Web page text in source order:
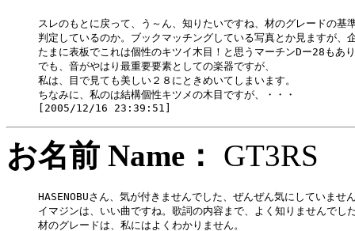
スレのもとに戻って、う～ん、知りたいですね、材のグレードの基
判定しているのか。ブックマッチングしている写真とか見ますが、
たまに表板でこれは個性のキツイ木目！と思うマーチンDー28もあ
でも、音がやはり最重要要素としての楽器ですが、
私は、目で見ても美しい２８にときめいてしまいます。
ちなみに、私のは結構個性キツメの木目ですが、・・・
お名前 Name：
HASENOBUさん、気が付きませんでした、ぜんぜん気にしていませ
イマジンは、いい曲ですね。歌詞の内容まで、よく知りませんでし
材のグレードは、私にはよくわかりません。